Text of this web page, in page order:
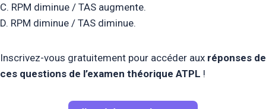
C. RPM diminue / TAS augmente.
D. RPM diminue / TAS diminue.
Inscrivez-vous gratuitement pour accéder aux réponses de
ces questions de l’examen théorique ATPL !